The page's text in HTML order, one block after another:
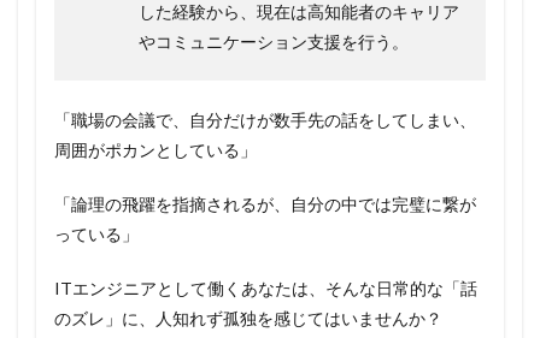
した経験から、現在は高知能者のキャリア
やコミュニケーション支援を行う。
「職場の会議で、自分だけが数手先の話をしてしまい、
周囲がポカンとしている」
「論理の飛躍を指摘されるが、自分の中では完璧に繋が
っている」
ITエンジニアとして働くあなたは、そんな日常的な「話
のズレ」に、人知れず孤独を感じてはいませんか？